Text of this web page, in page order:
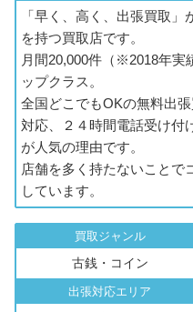
「早く、高く、出張買取
を持つ買取店です。
月間20,000件（※2018年実
ップクラス。
全国どこでもOKの無料出
対応、２４時間電話受け付
が人気の理由です。
店舗を多く持たないことで
しています。
買取ジャンル
古銭・コイン
出張対応エリア